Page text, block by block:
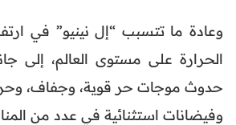
وعادة ما تتسبب “إل نينيو” في
الحرارة على مستوى العالم، إلى
حدوث موجات حر قوية، وجفاف،
وفيضانات استثنائية في عدد من